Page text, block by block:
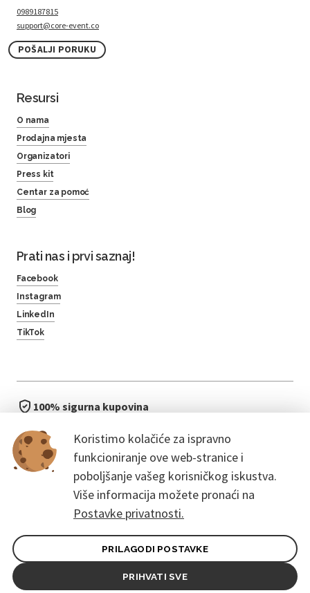
Koristimo kolačiće za ispravno
funkcioniranje ove web-stranice i
poboljšanje vašeg korisničkog iskustva.
Više informacija možete pronaći na
Postavke privatnosti.
PRILAGODI POSTAVKE
PRIHVATI SVE
0989187815
support@core-event.co
POŠALJI PORUKU
Resursi
O nama
Prodajna mjesta
Organizatori
Press kit
Centar za pomoć
Blog
Prati nas i prvi saznaj!
Facebook
Instagram
LinkedIn
TikTok
100% sigurna kupovina
bez čekanja u redu
Opći uvjeti ugovora za kupce
Pravila zaštite osobnih podataka
© 2026. CoreEvent